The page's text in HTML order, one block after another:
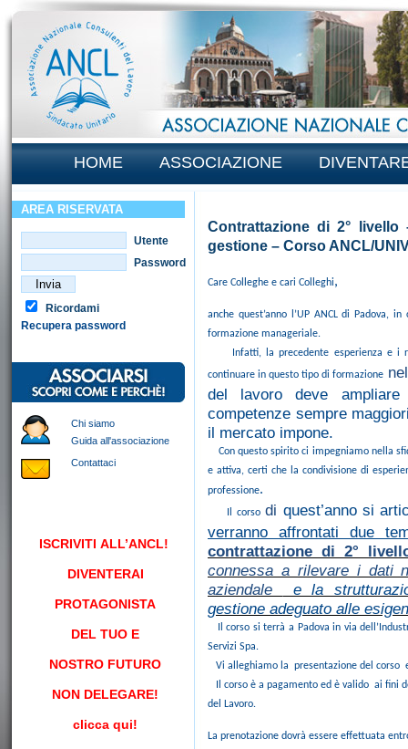
HOME ASSOCIAZIONE
AREA RISERVATA
Utente
Password
Ricordami
Recupera password
Chi siamo
Guida all'associazione
Contattaci
ISCRIVITI ALL’ANCL!
DIVENTERAI
PROTAGONISTA
DEL TUO E
NOSTRO FUTURO
NON DELEGARE!
clicca qui!
Contrattazione di 2°
gestione – Corso ANCL/
Care Colleghe e cari Colleghi,
anche quest’anno l’UP ANCL di Padova,
formazione manageriale.
Infatti, la precedente esperienza e i
continuare in questo tipo di formazione
del lavoro deve
competenze sempre
il mercato impone.
Con questo spirito ci impegniamo nella
e attiva, certi che la condivisione di
professione.
Il corso di quest’anno si
verranno affrontati due
contrattazione di 2°
connessa a rilevare i dati
aziendale
e la
gestione adeguato alle
Il corso si terrà a Padova in via
Servizi Spa.
Vi alleghiamo la presentazione del corso
Il corso è a pagamento ed è valido ai fini
del Lavoro.
La prenotazione dovrà essere effettuata